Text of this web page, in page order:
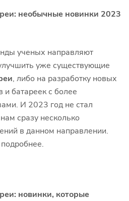
необычные новинки 2023
ученых направляют
уже существующие
, либо на разработку новых
и батареек с более
И 2023 год не стал
сразу несколько
в данном направлении.
новинки, которые